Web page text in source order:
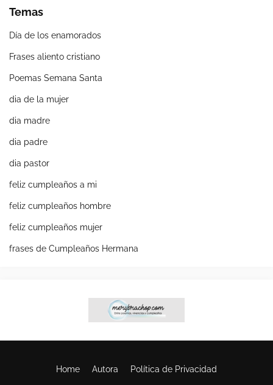
Temas
Día de los enamorados
Frases aliento cristiano
Poemas Semana Santa
dia de la mujer
dia madre
dia padre
dia pastor
feliz cumpleaños a mi
feliz cumpleaños hombre
feliz cumpleaños mujer
frases de Cumpleaños Hermana
Home Autora Política de Privacidad